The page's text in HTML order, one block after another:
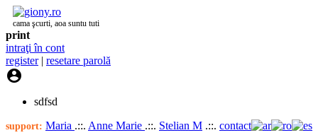
cama şcurti, aoa suntu tuti
print
intraţi în cont
register| resetare parolă

sdfsd
support: Maria .::. Anne Marie .::. Stelian M .::. contact